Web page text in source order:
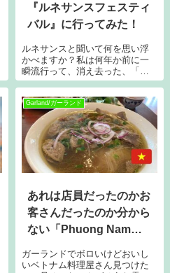
『ルネサンスフェスティ
バル』に行ってみた！
ルネサンスと聞いて何を思い浮
かべますか？私は何年か前に一
瞬流行って、消え去った、「ル
ネッサーンス～！！」というギ
か？もはや誰だったかも覚えて
いない）、アメリカは移民が多
いせいか中世ルネサンス時代と
いうのがすごく身
Garland/ガーランド
あれは店員だったのかお
客さんだったのか分から
ない「Phuong Nam
ガーランドでボロいけどおいし
いベトナム料理屋さん見つけた